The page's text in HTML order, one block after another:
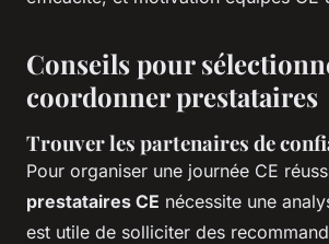
Conseils pour
coordonner prestataires
Trouver les partenaires de
Pour organiser une journée CE
prestataires CE nécessite une
est utile de solliciter des